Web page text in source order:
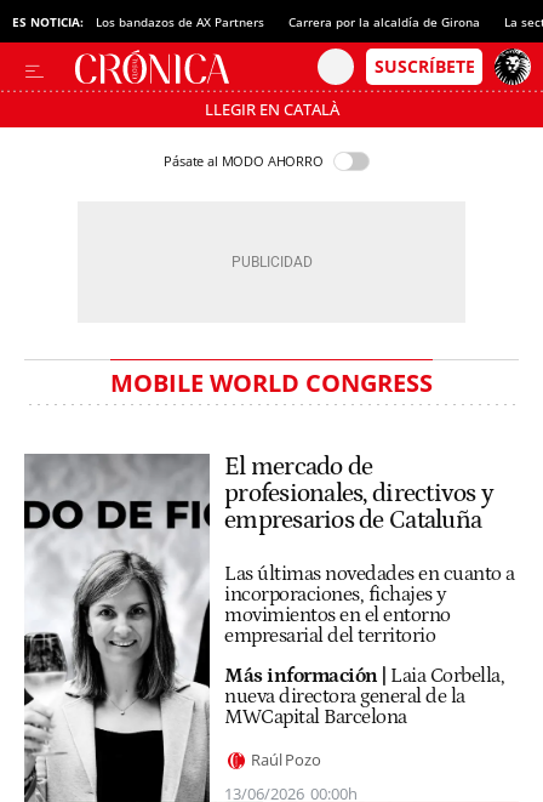
ES NOTICIA: Los bandazos de AX Partners Carrera por la alcaldía de Girona La
LLEGIR EN CATALÀ
Pásate al MODO AHORRO
MOBILE WORLD CONGRESS
El mercado de
profesionales, directivos y
empresarios de Cataluña
Las últimas novedades en cuanto a
incorporaciones, fichajes y
movimientos en el entorno
empresarial del territorio
Más información |
Laia Corbella,
nueva directora general de la
MWCapital Barcelona
Raúl Pozo
13/06/2026 00:00h